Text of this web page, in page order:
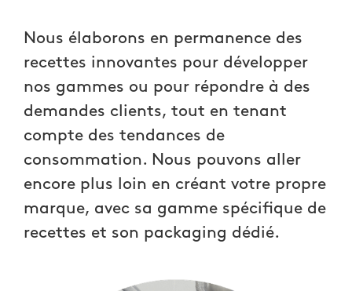
Nous élaborons en permanence des
recettes innovantes pour développer
nos gammes ou pour répondre à des
demandes clients, tout en tenant
compte des tendances de
consommation. Nous pouvons aller
encore plus loin en créant votre propre
marque, avec sa gamme spécifique de
recettes et son packaging dédié.